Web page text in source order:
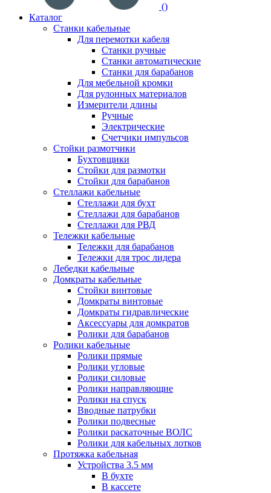
()
Каталог
Станки кабельные
Для перемотки кабеля
Станки ручные
Станки автоматические
Станки для барабанов
Для мебельной кромки
Для рулонных материалов
Измерители длины
Ручные
Электрические
Счетчики импульсов
Стойки размотчики
Бухтовщики
Стойки для размотки
Стойки для барабанов
Стеллажи кабельные
Стеллажи для бухт
Стеллажи для барабанов
Стеллажи для РВД
Тележки кабельные
Тележки для барабанов
Тележки для трос лидера
Лебедки кабельные
Домкраты кабельные
Стойки винтовые
Домкраты винтовые
Домкраты гидравлические
Аксессуары для домкратов
Ролики для барабанов
Ролики кабельные
Ролики прямые
Ролики угловые
Ролики силовые
Ролики направляющие
Ролики на спуск
Вводные патрубки
Ролики подвесные
Ролики раскаточные ВОЛС
Ролики для кабельных лотков
Протяжка кабельная
Устройства 3.5 мм
В бухте
В кассете